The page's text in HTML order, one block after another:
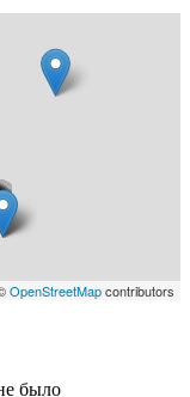
OpenStreetMapcontributors
было